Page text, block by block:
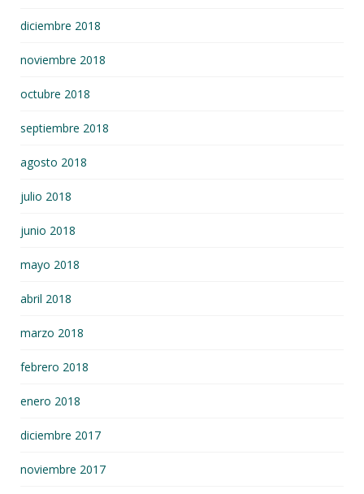
diciembre 2018
noviembre 2018
octubre 2018
septiembre 2018
agosto 2018
julio 2018
junio 2018
mayo 2018
abril 2018
marzo 2018
febrero 2018
enero 2018
diciembre 2017
noviembre 2017